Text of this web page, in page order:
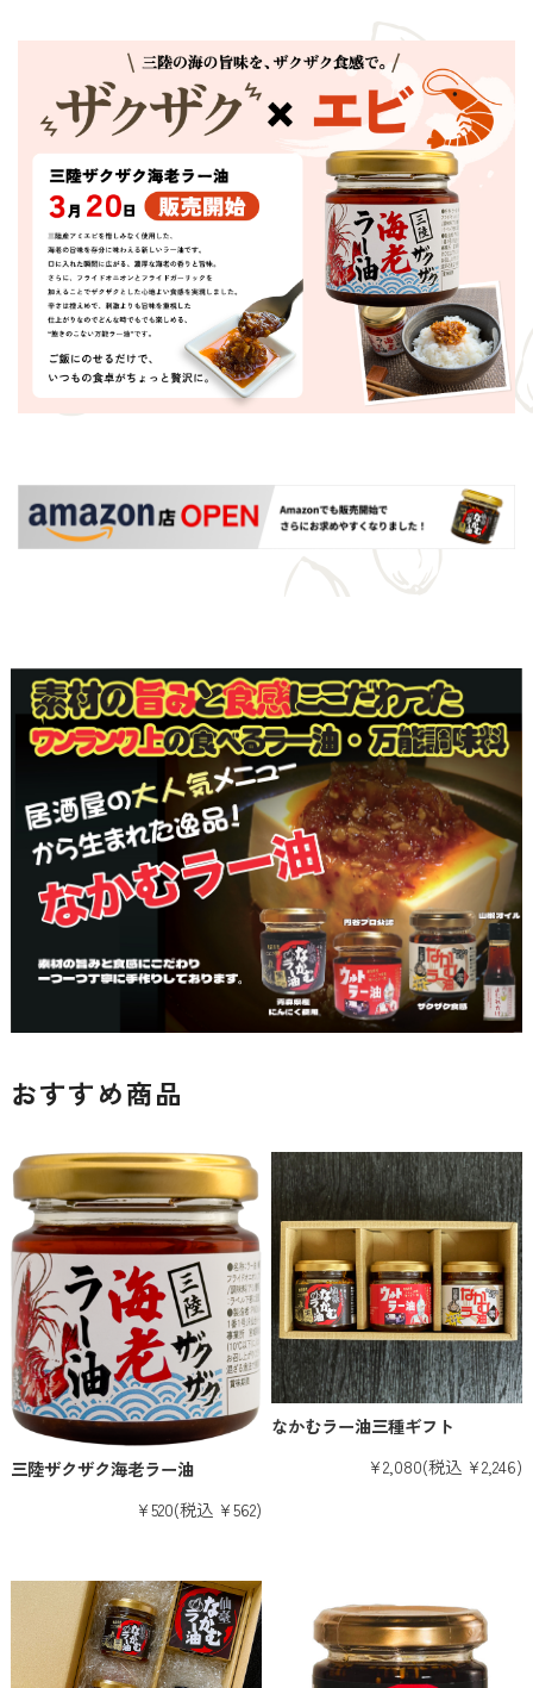
おすすめ商品
三陸ザクザク海老ラー油
¥520(税込 ¥562)
なかむラー油三種ギフト
¥2,080(税込 ¥2,246)